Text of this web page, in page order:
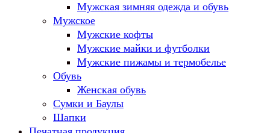
Мужская зимняя одежда и обувь
Мужское
Мужские кофты
Мужские майки и футболки
Мужские пижамы и термобелье
Обувь
Женская обувь
Сумки и Баулы
Шапки